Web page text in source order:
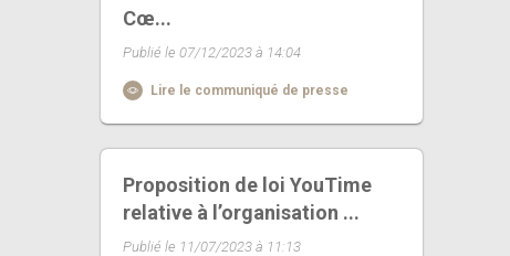
Cœ...
Publié le 07/12/2023 à 14:04
Lire le communiqué de presse
Proposition de loi YouTime
relative à l’organisation ...
Publié le 11/07/2023 à 11:13